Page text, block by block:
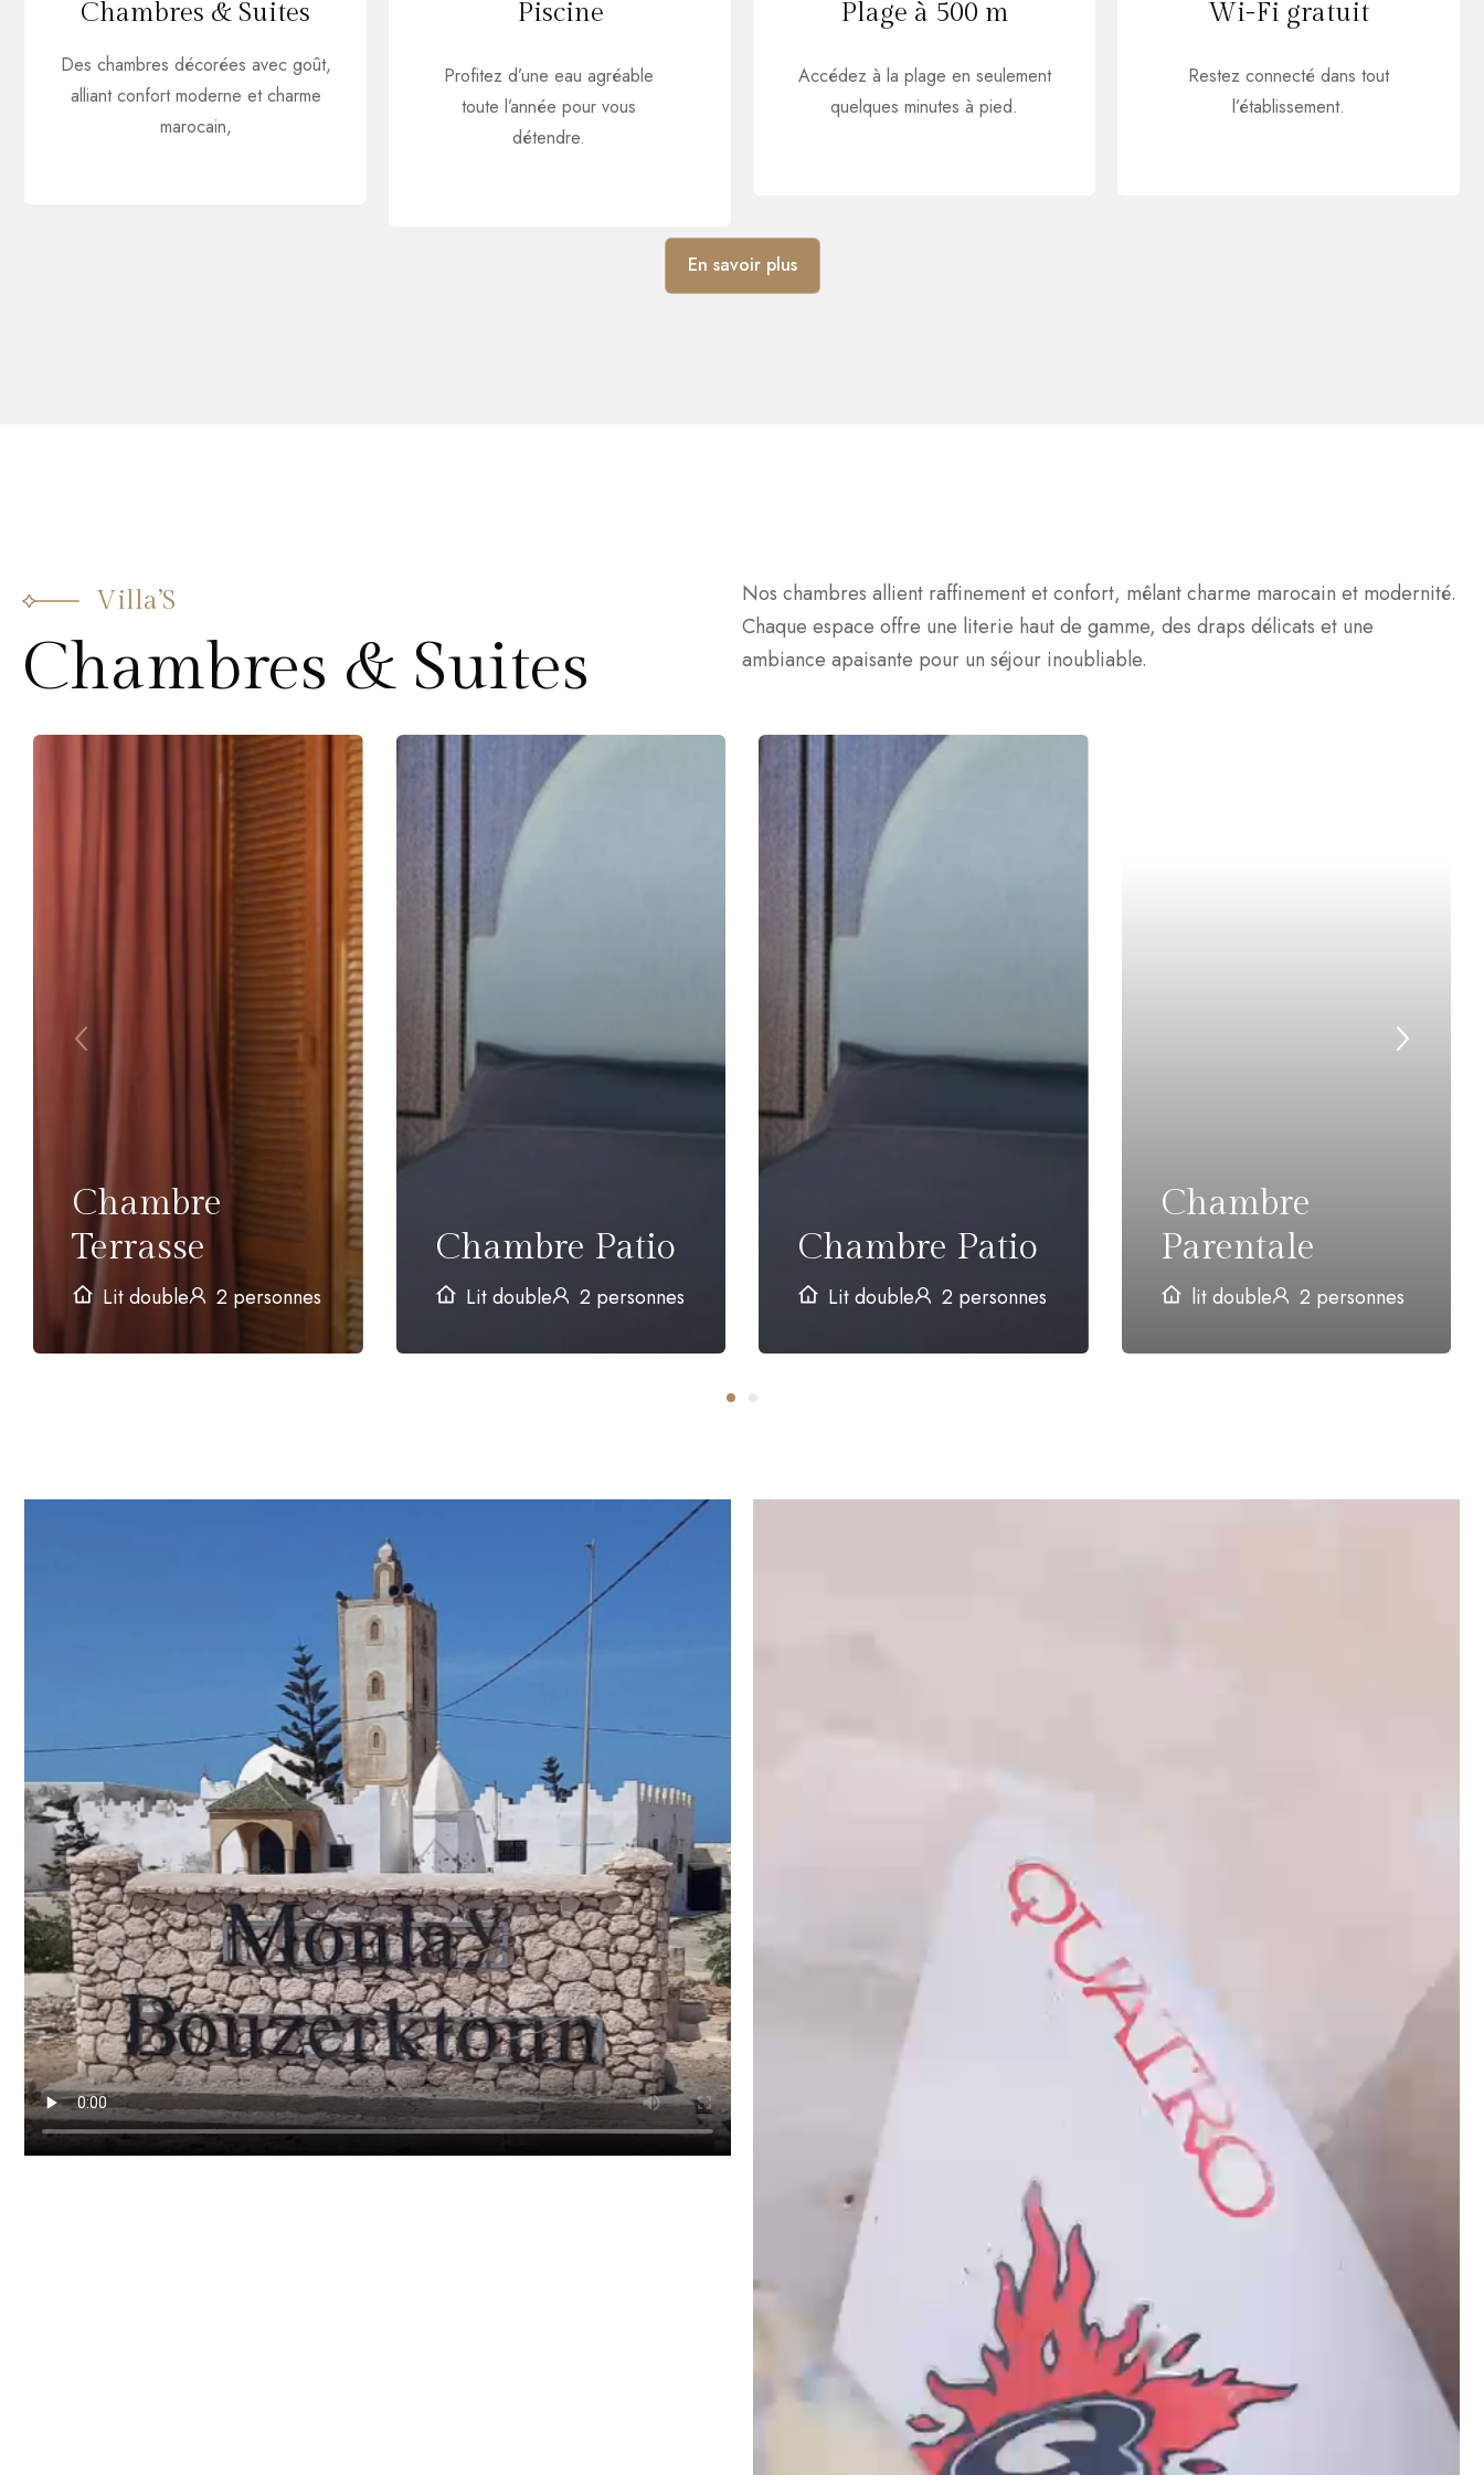
Chambres & Suites
Des chambres décorées avec goût,
alliant confort moderne et charme
marocain,
Piscine
Profitez d’une eau agréable
toute l’année pour vous
détendre.
Plage à 500 m
Accédez à la plage en seulement
quelques minutes à pied.
Wi-Fi gratuit
Restez connecté dans tout
l’établissement.
En savoir plus
Villa’S
Chambres & Suites
Nos chambres allient raffinement et confort, mêlant charme marocain et modernité.
Chaque espace offre une literie haut de gamme, des draps délicats et une
ambiance apaisante pour un séjour inoubliable.
Chambre
Terrasse
Lit double 2 personnes
Chambre Patio
Lit double 2 personnes
Chambre Patio
Lit double 2 personnes
Chambre
Parentale
lit double 2 personnes